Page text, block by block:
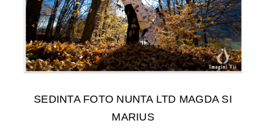
SEDINTA FOTO NUNTA LTD MAGDA SI
MARIUS